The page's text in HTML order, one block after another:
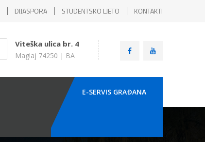
DIJASPORA STUDENTSKO LJETO KONTAKTI
Viteška ulica br. 4
Maglaj 74250 | BA
E-SERVIS GRAÐANA